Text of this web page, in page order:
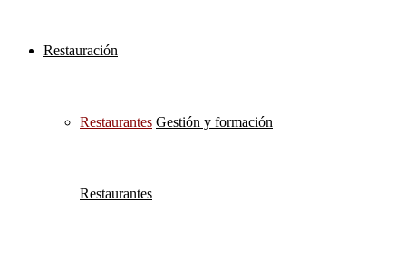
Restauración
Restaurantes Gestión y formación
Restaurantes